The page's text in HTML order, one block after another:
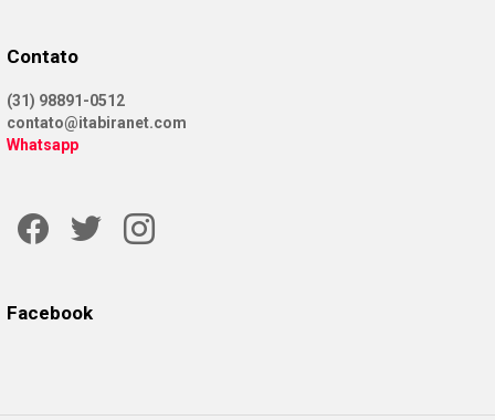
Contato
(31) 98891-0512
contato@itabiranet.com
Whatsapp
Facebook